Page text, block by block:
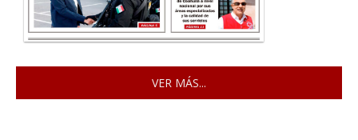
VER MÁS...